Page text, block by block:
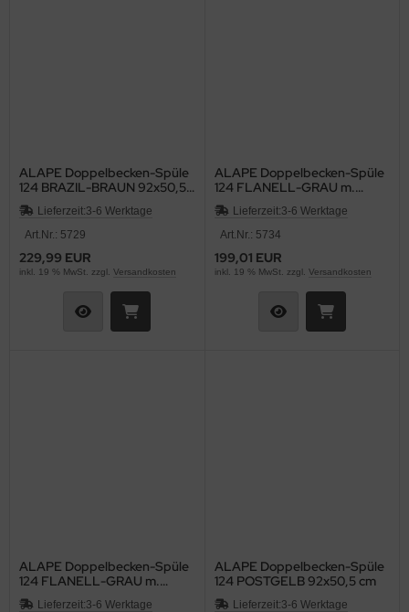
ALAPE Doppelbecken-Spüle
124 BRAZIL-BRAUN 92x50,5
cm
Lieferzeit:3-6 Werktage
Art.Nr.: 5729
229,99 EUR
inkl. 19 % MwSt. zzgl. Versandkosten
ALAPE Doppelbecken-Spüle
124 FLANELL-GRAU m.
Contur WEISS 92x50,
Lieferzeit:3-6 Werktage
Art.Nr.: 5734
199,01 EUR
inkl. 19 % MwSt. zzgl. Versandkosten
ALAPE Doppelbecken-Spüle
124 FLANELL-GRAU m.
Contur WEISS 92x50,
Lieferzeit:3-6 Werktage
ALAPE Doppelbecken-Spüle
124 POSTGELB 92x50,5 cm
Lieferzeit:3-6 Werktage